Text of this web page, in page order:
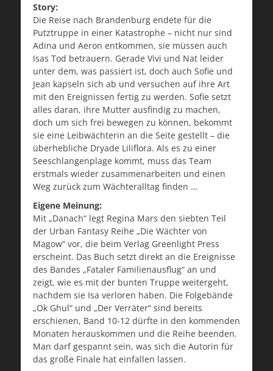
Story:
Die Reise nach Brandenburg endete für die
Putztruppe in einer Katastrophe – nicht nur sind
Adina und Aeron entkommen, sie müssen auch
Isas Tod betrauern. Gerade Vivi und Nat leider
unter dem, was passiert ist, doch auch Sofie und
Jean kapseln sich ab und versuchen auf ihre Art
mit den Ereignissen fertig zu werden. Sofie setzt
alles daran, ihre Mutter ausfindig zu machen,
doch um sich frei bewegen zu können, bekommt
sie eine Leibwächterin an die Seite gestellt – die
überhebliche Dryade Liliflora. Als es zu einer
Seeschlangenplage kommt, muss das Team
erstmals wieder zusammenarbeiten und einen
Weg zurück zum Wächteralltag finden …
Eigene Meinung:
Mit „Danach“ legt Regina Mars den siebten Teil
der Urban Fantasy Reihe „Die Wächter von
Magow“ vor, die beim Verlag Greenlight Press
erscheint. Das Buch setzt direkt an die Ereignisse
des Bandes „Fataler Familienausflug“ an und
zeigt, wie es mit der bunten Truppe weitergeht,
nachdem sie Isa verloren haben. Die Folgebände
„Ok Ghul“ und „Der Verräter“ sind bereits
erschienen, Band 10-12 dürfte in den kommenden
Monaten herauskommen und die Reihe beenden.
Man darf gespannt sein, was sich die Autorin für
das große Finale hat einfallen lassen.